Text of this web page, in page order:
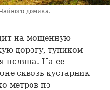
домика.
на мощенную
дорогу, тупиком
поляна. На ее
сквозь кустарник
метров по